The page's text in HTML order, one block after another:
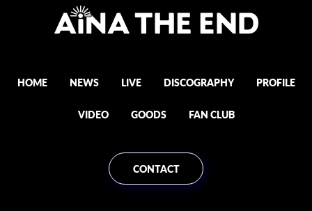
HOME NEWS LIVE DISCOGRAPHY PROFILE
VIDEO GOODS FAN CLUB
CONTACT